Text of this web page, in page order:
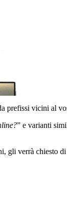
prefissi vicini al
” e varianti
gli verrà chiesto